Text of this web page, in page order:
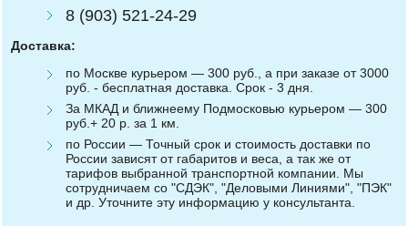
8 (903) 521-24-29
Доставка:
по Москве курьером — 300 руб., а при заказе от 3000
руб. - бесплатная доставка. Срок - 3 дня.
За МКАД и ближнеему Подмосковью курьером — 300
руб.+ 20 р. за 1 км.
по России — Точный срок и стоимость доставки по
России зависят от габаритов и веса, а так же от
тарифов выбранной транспортной компании. Мы
сотрудничаем со "СДЭК", "Деловыми Линиями", "ПЭК"
и др. Уточните эту информацию у консультанта.